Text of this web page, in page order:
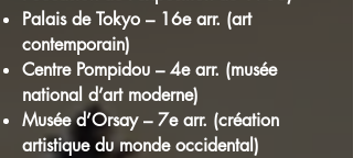
Palais de Tokyo – 16e arr. (art
contemporain)
Centre Pompidou – 4e arr. (musée
national d’art moderne)
Musée d’Orsay – 7e arr. (création
artistique du monde occidental)